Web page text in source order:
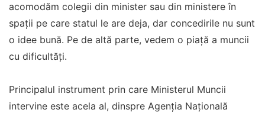
acomodăm colegii din minister sau din ministere în
spații pe care statul le are deja, dar concedirile nu sunt
o idee bună. Pe de altă parte, vedem o piață a muncii
cu dificultăți.
Principalul instrument prin care Ministerul Muncii
intervine este acela al, dinspre Agenția Națională